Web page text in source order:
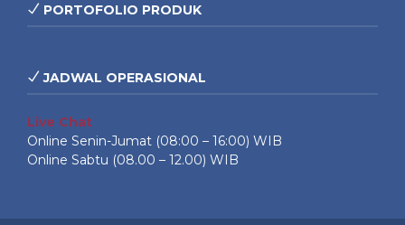
PORTOFOLIO PRODUK
JADWAL OPERASIONAL
Live Chat
Online Senin-Jumat (08:00 – 16:00) WIB
Online Sabtu (08.00 – 12.00) WIB